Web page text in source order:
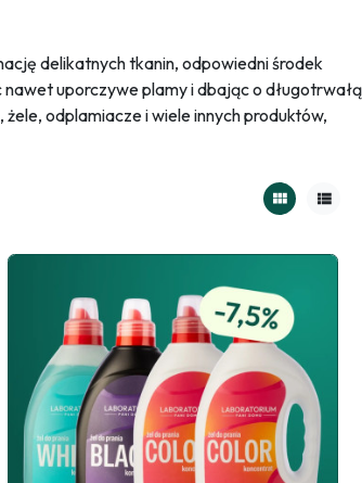
delikatnych tkanin, odpowiedni środek
uporczywe plamy i dbając o długotrwałą
odplamiacze i wiele innych produktów,
view_module view_list